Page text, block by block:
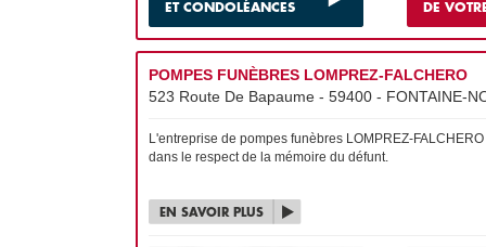
ET CONDOLÉANCES
DE
POMPES FUNÈBRES LOMPREZ-FALCHERO
523 Route De Bapaume - 59400 - FONTAINE-
L'entreprise de pompes funèbres LOMPREZ-
dans le respect de la mémoire du défunt.
EN SAVOIR PLUS